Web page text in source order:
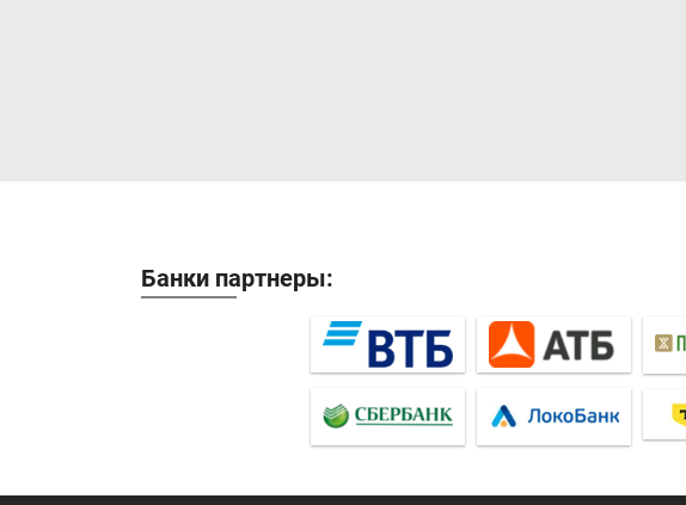
Банки партнеры: